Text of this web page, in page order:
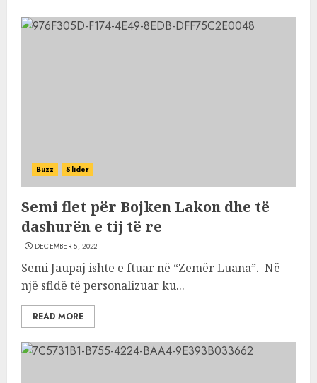
Buzz Slider
Semi flet për Bojken Lakon dhe të
dashurën e tij të re
DECEMBER 5, 2022
Semi Jaupaj ishte e ftuar në “Zemër Luana”. Në
një sfidë të personalizuar ku...
READ MORE